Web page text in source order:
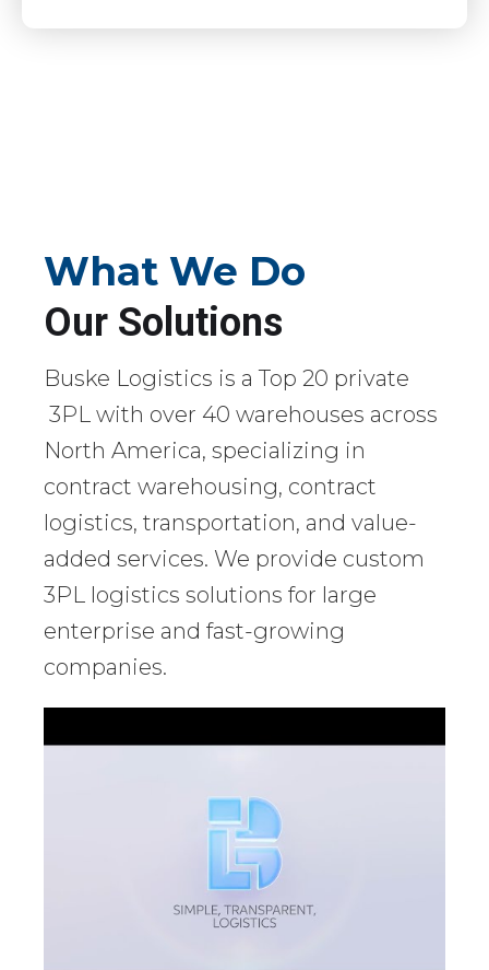
What We Do
Our Solutions
Buske Logistics is a Top 20 private
3PL with over 40 warehouses across
North America, specializing in
contract warehousing, contract
logistics, transportation, and value-
added services. We provide custom
3PL logistics solutions for large
enterprise and fast-growing
companies.